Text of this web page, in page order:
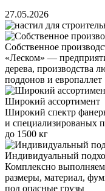
27.05.2026
Собственное
«Леском» —
дерева, производства
поддонов и европаллет
Широкий ассортимент
Широкий спектр
и специализированых
до 1500 кг
Индивидуальный
Комплексно выполняем
размеры, материал,
под опасные грузы